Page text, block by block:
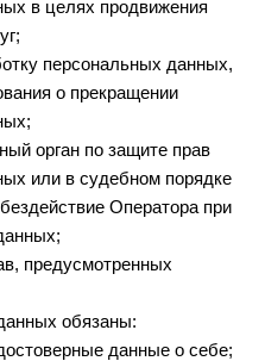
в целях продвижения
персональных данных,
о прекращении
орган по защите прав
или в судебном порядке
Оператора при
предусмотренных
обязаны:
данные о себе;